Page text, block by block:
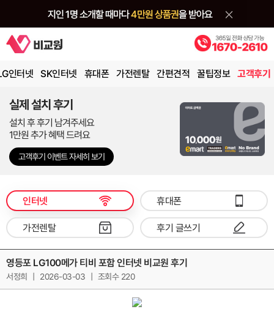
인터넷 SK인터넷 휴대폰 가전렌탈 간편견적 꿀팁정보 고객후기
실제 설치 후기
설치 후 후기 남겨주세요
1만원 추가 혜택 드려요
고객후기 이벤트 자세히 보기
인터넷 휴대폰
가전렌탈 후기 글쓰기
영등포 LG100메가 티비 포함 인터넷 비교원 후기
서정희 2026-03-03 조회수 220